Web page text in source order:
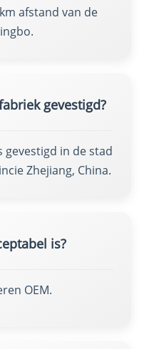
afstand van de
gevestigd?
gevestigd in de stad
Zhejiang, China.
is?
OEM.